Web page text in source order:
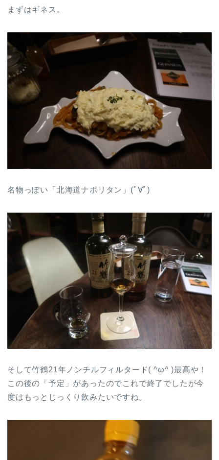
まずはギネス。
名物っぽい「北海道ナポリタン」(ﾟ∀ﾟ)
そして竹鶴21年ノンチルフィルタード( ^ω^ )最高や！
この後の「予定」があったのでこれで終了でしたが今
度はもっとじっくり飲みたいですね。